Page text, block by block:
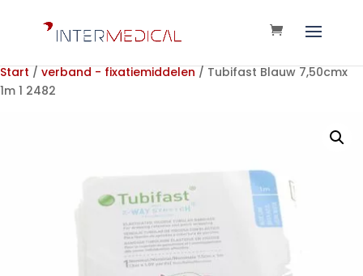
Start / verband - fixatiemiddelen / Tubifast Blauw 7,50cmx
1m 1 2482